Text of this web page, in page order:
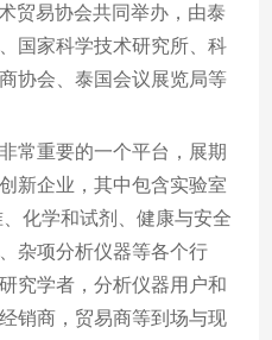
贸易协会共同举办，由泰
国家科学技术研究所、科
协会、泰国会议展览局等
常重要的一个平台，展期
新企业，其中包含实验室
化学和试剂、健康与安全
杂项分析仪器等各个行
究学者，分析仪器用户和
销商，贸易商等到场与现